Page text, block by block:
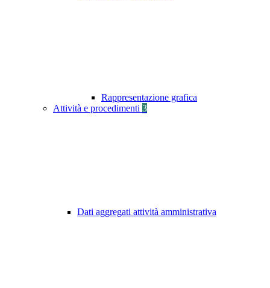
Rappresentazione grafica
Attività e procedimenti 3
Dati aggregati attività amministrativa